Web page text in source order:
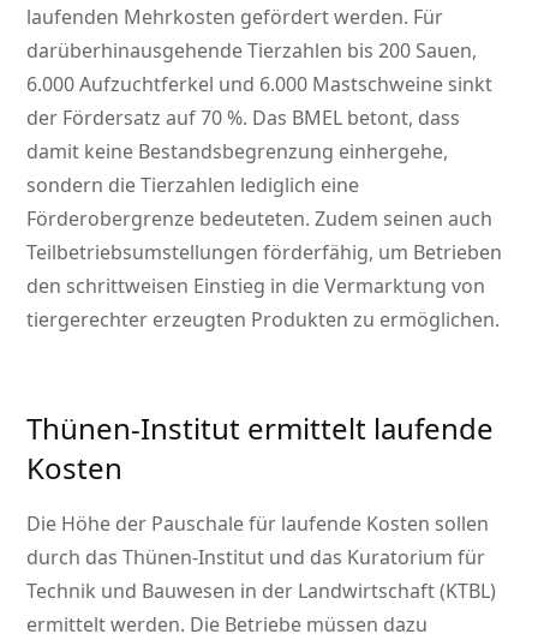
laufenden Mehrkosten gefördert werden. Für
darüberhinausgehende Tierzahlen bis 200 Sauen,
6.000 Aufzuchtferkel und 6.000 Mastschweine sinkt
der Fördersatz auf 70 %. Das BMEL betont, dass
damit keine Bestandsbegrenzung einhergehe,
sondern die Tierzahlen lediglich eine
Förderobergrenze bedeuteten. Zudem seinen auch
Teilbetriebsumstellungen förderfähig, um Betrieben
den schrittweisen Einstieg in die Vermarktung von
tiergerechter erzeugten Produkten zu ermöglichen.
Thünen-Institut ermittelt laufende
Kosten
Die Höhe der Pauschale für laufende Kosten sollen
durch das Thünen-Institut und das Kuratorium für
Technik und Bauwesen in der Landwirtschaft (KTBL)
ermittelt werden. Die Betriebe müssen dazu